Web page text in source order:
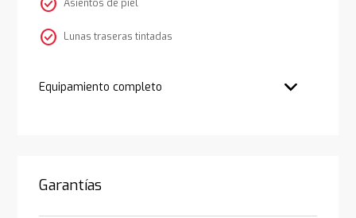
Asientos de piel
check_circle Lunas traseras tintadas
Equipamiento completo
Garantías